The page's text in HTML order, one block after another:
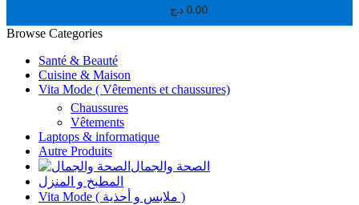
0.00 د.ج
Browse Categories
Santé & Beauté
Cuisine & Maison
Vita Mode ( Vêtements et chaussures)
Chaussures
Vêtements
Laptops & informatique
Autre Produits
الصحة والجمال
المطبخ و المنزل
Vita Mode ( ملابس و أحذية )